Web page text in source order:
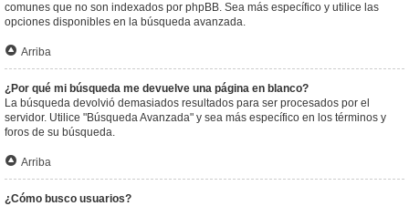
comunes que no son indexados por phpBB. Sea más específico y utilice las
opciones disponibles en la búsqueda avanzada.
Arriba
¿Por qué mi búsqueda me devuelve una página en blanco?
La búsqueda devolvió demasiados resultados para ser procesados por el
servidor. Utilice "Búsqueda Avanzada" y sea más específico en los términos y
foros de su búsqueda.
Arriba
¿Cómo busco usuarios?